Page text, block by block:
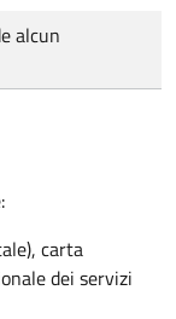
alcun
carta
dei servizi